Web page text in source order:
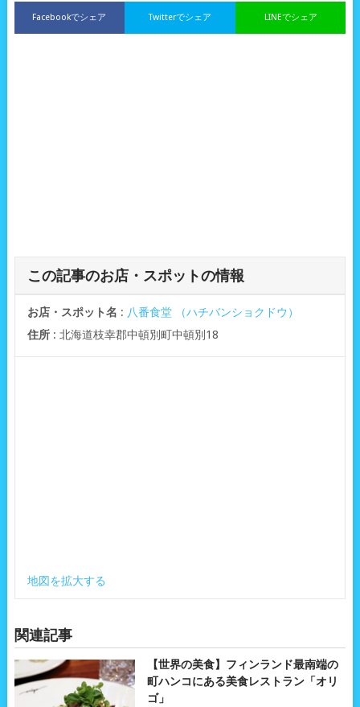
Facebookでシェア LINEでシェア
Twitterでシェア
この記事のお店・スポットの情報
お店・スポット名 : 八番食堂 （ハチバンショクドウ）
住所: 北海道枝幸郡中頓別町中頓別18
地図を拡大する
関連記事
【世界の美食】フィンランド最南端の
町ハンコにある美食レストラン「オリ
ゴ」